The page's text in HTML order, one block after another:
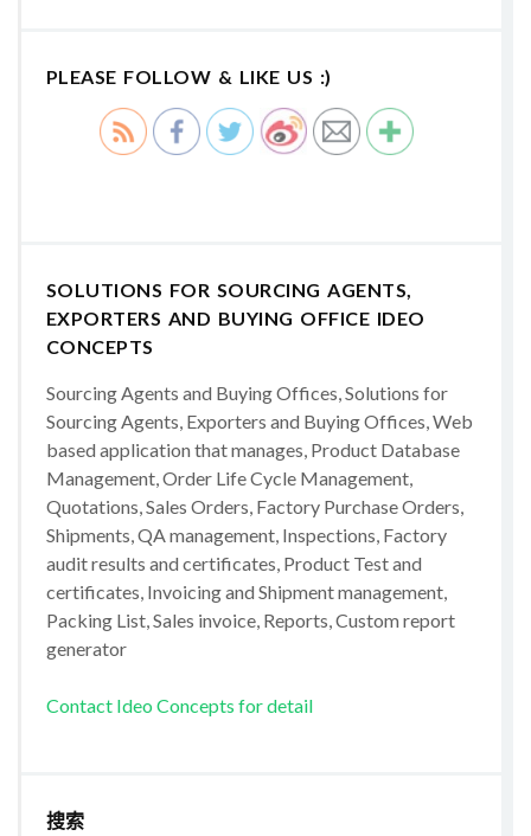
PLEASE FOLLOW & LIKE US :)
SOLUTIONS FOR SOURCING AGENTS,
EXPORTERS AND BUYING OFFICE IDEO
CONCEPTS
Sourcing Agents and Buying Offices, Solutions for
Sourcing Agents, Exporters and Buying Offices, Web
based application that manages, Product Database
Management, Order Life Cycle Management,
Quotations, Sales Orders, Factory Purchase Orders,
Shipments, QA management, Inspections, Factory
audit results and certificates, Product Test and
certificates, Invoicing and Shipment management,
Packing List, Sales invoice, Reports, Custom report
generator
Contact Ideo Concepts for detail
搜索